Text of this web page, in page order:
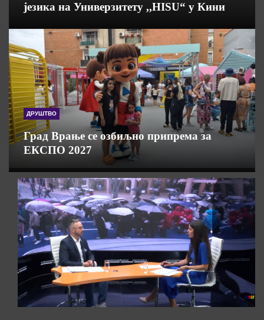
језика на Универзитету ,,HISU“ у Кини
ДРУШТВО
Град Врање се озбиљно припрема за
ЕКСПО 2027